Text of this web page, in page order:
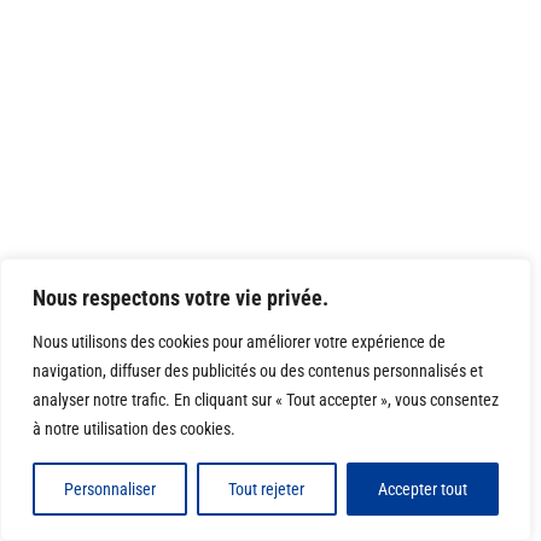
Nous respectons votre vie privée.
Nous utilisons des cookies pour améliorer votre expérience de
navigation, diffuser des publicités ou des contenus personnalisés et
analyser notre trafic. En cliquant sur « Tout accepter », vous consentez
à notre utilisation des cookies.
Personnaliser Tout rejeter Accepter tout